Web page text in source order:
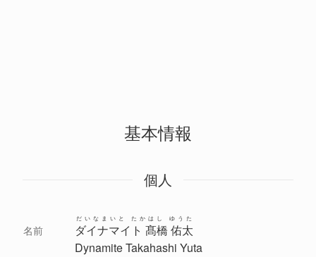
基本情報
個人
名前 ダイナマイト 髙橋 佑太
だいなまいと たかはし ゆうた
Dynamite Takahashi Yuta